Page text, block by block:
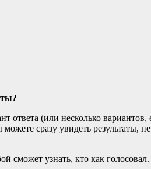
ответа (или несколько
сразу увидеть результаты,
сможет узнать, кто как голосовал.